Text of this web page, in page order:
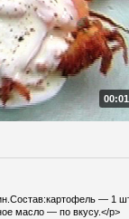
—
масло — по вкусу.</p>